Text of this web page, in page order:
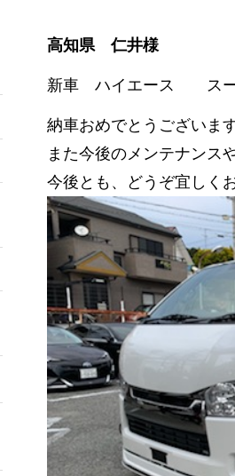
高知県 仁井様
新車 ハイエース スー
納車おめでとうございます
また今後のメンテナンス
今後とも、どうぞ宜しく